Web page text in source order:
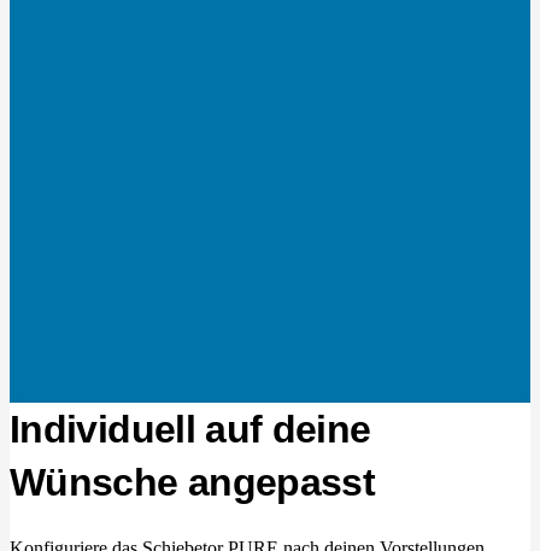
Individuell auf deine
Wünsche angepasst